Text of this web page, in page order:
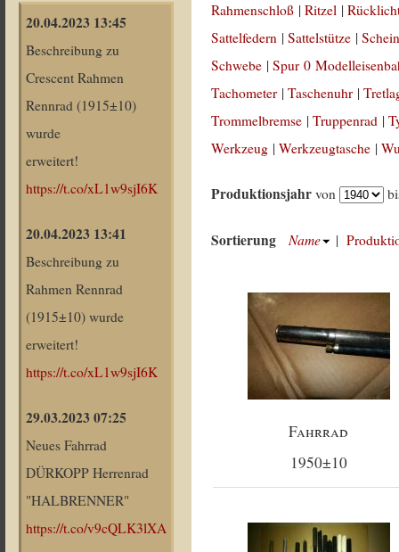
20.04.2023 13:45
Beschreibung zu
Crescent Rahmen
Rennrad (1915±10)
wurde
erweitert!
https://t.co/xL1w9sjI6K
20.04.2023 13:41
Beschreibung zu
Rahmen Rennrad
(1915±10) wurde
erweitert!
https://t.co/xL1w9sjI6K
29.03.2023 07:25
Neues Fahrrad
DÜRKOPP Herrenrad
"HALBRENNER"
https://t.co/v9cQLK3lXA
Rahmenschloß |Ritzel |
Sattelfedern |Sattelstütze |
Schwebe |Spur 0
Tachometer |Taschenuhr |
Trommelbremse |Truppenrad |
Werkzeug |Werkzeugtasche |
Produktionsjahr von
Sortierung Name |
Fahrrad
1950±10